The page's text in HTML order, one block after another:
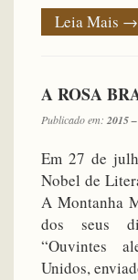
Leia Mais →
A ROSA
Publicado em: 2015
Em 27 de
Nobel de
A Montanha
dos seus
“Ouvintes
Unidos,